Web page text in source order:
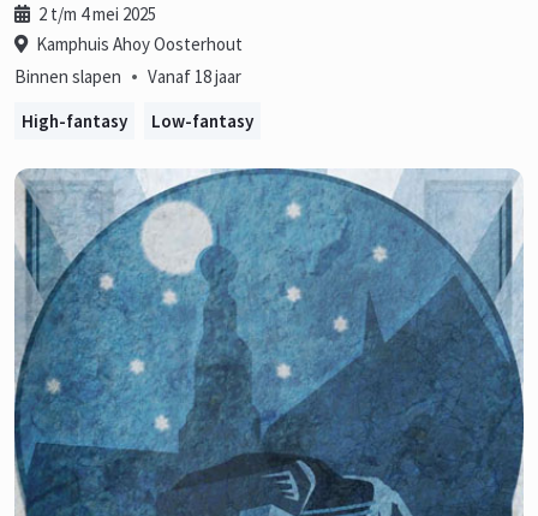
2 t/m 4 mei 2025
Kamphuis Ahoy Oosterhout
Binnen slapen • Vanaf 18 jaar
High-fantasy
Low-fantasy